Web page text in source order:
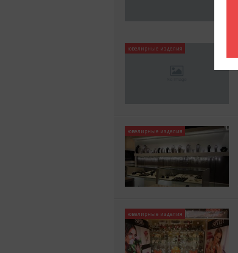
ювелирные изделия
ювелирные изделия
ювелирные изделия